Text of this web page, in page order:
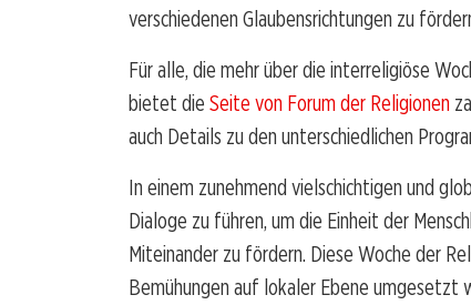
verschiedenen Glaubensrichtungen zu
Für alle, die mehr über die interreligiöse
bietet die Seite von Forum der Religionen
auch Details zu den unterschiedlichen
In einem zunehmend vielschichtigen und
Dialoge zu führen, um die Einheit der
Miteinander zu fördern. Diese Woche der
Bemühungen auf lokaler Ebene